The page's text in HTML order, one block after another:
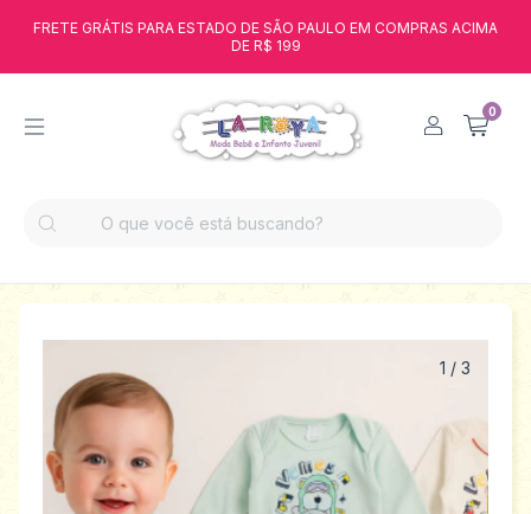
FRETE GRÁTIS PARA ESTADO DE SÃO PAULO EM COMPRAS ACIMA
DE R$ 199
0
1 / 3